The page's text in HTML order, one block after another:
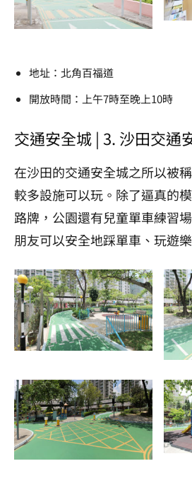
地址：北角百福道
開放時間：上午7時至晚上10時
交通安全城 | 3. 沙田交通
在沙田的交通安全城之所以被
較多設施可以玩。除了逼真的
路牌，公園還有兒童單車練習
朋友可以安全地踩單車、玩遊